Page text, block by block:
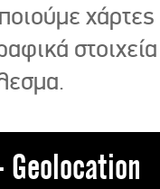
χάρτες
στοιχεία
Geolocation